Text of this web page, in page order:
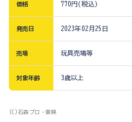
価格 770円(税込)
発売日 2023年02月25日
売場 玩具売場等
対象年齢 3歳以上
(C)石森プロ・東映